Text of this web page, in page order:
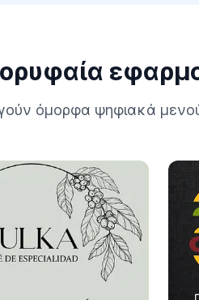
όμορφα ψηφιακά